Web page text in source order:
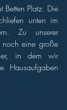
Betten Platz. Die
unten im
Zu unserer
eine große
in dem wir
Hausaufgaben